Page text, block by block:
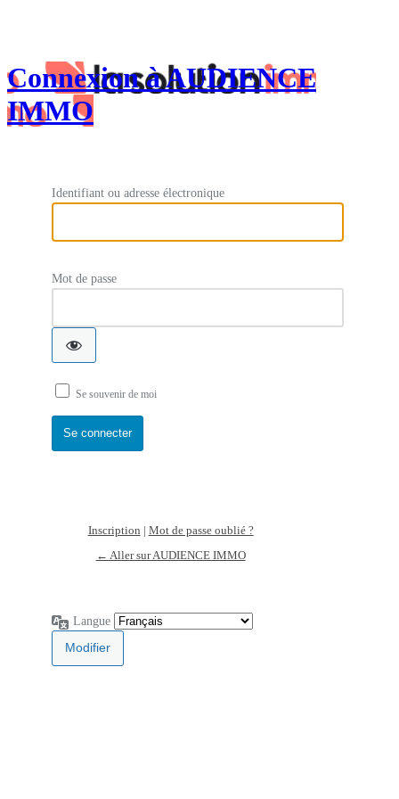
Connexion à AUDIENCE
IMMO
Identifiant ou adresse électronique
Mot de passe
Se souvenir de moi
Inscription | Mot de passe oublié ?
← Aller sur AUDIENCE IMMO
Langue